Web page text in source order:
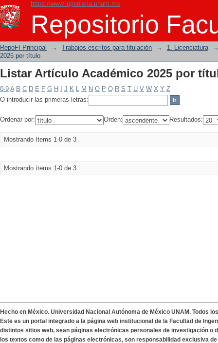
https://www.ingenieria.unam.mx
Repositorio
Listar Artículo Académico 2025 por
RepoFI Principal → Trabajos escritos para titulación → 1. Licenciatura
2025 por título
Listar Artículo Académico 2025 por
0-9 A B C D E F G H J K L M N O P Q R S T U V W X Y Z
O introducir las primeras letras:
Ordenar por: Orden: Resultados:
Mostrando ítems 1-0 de 3
Mostrando ítems 1-0 de 3
Hecho en México. Universidad Nacional Autónoma de México UNAM. Todos
Este es un portal integrado a la página web institucional de la Facultad de
distintos sitios web, sean páginas electrónicas personales de investigación o
los textos como de las páginas electrónicas, son responsabilidad exclusiva